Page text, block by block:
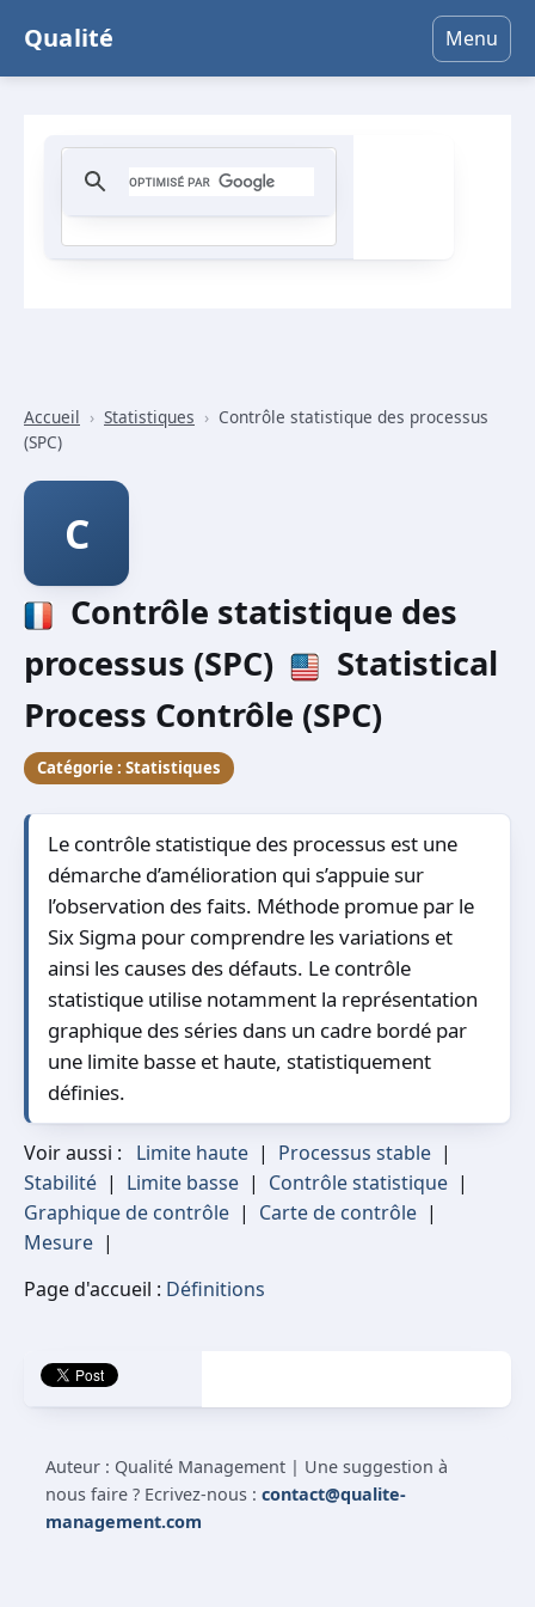
Qualité Menu
Accueil › Statistiques › Contrôle statistique des processus
(SPC)
C
Contrôle statistique des
processus (SPC)
Statistical
Process Contrôle (SPC)
Catégorie : Statistiques
Le contrôle statistique des processus est une
démarche d’amélioration qui s’appuie sur
l’observation des faits. Méthode promue par le
Six Sigma pour comprendre les variations et
ainsi les causes des défauts. Le contrôle
statistique utilise notamment la représentation
graphique des séries dans un cadre bordé par
une limite basse et haute, statistiquement
définies.
Voir aussi : Limite haute | Processus stable |
Stabilité | Limite basse | Contrôle statistique |
Graphique de contrôle | Carte de contrôle |
Mesure |
Page d'accueil : Définitions
Auteur : Qualité Management | Une suggestion à
nous faire ? Ecrivez-nous : contact@qualite-
management.com